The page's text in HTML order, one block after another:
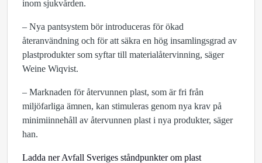
inom sjukvården.
– Nya pantsystem bör introduceras för ökad
återanvändning och för att säkra en hög insamlingsgrad av
plastprodukter som syftar till materialåtervinning, säger
Weine Wiqvist.
– Marknaden för återvunnen plast, som är fri från
miljöfarliga ämnen, kan stimuleras genom nya krav på
minimiinnehåll av återvunnen plast i nya produkter, säger
han.
Ladda ner Avfall Sveriges ståndpunkter om plast